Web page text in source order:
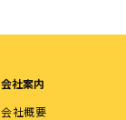
会社案内
会社概要